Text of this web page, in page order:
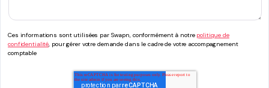
Ces informations sont utilisées par Swapn, conformément à notre politique de
confidentialité, pour gérer votre demande dans le cadre de votre accompagnement
comptable